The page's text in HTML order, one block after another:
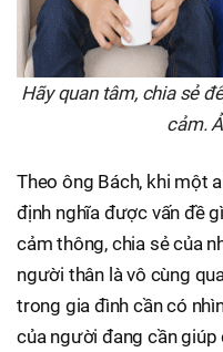
Hãy quan tâm, chia sẻ
cảm.
Theo ông Bách, khi một
định nghĩa được vấn đề
cảm thông, chia sẻ của
người thân là vô cùng
trong gia đình cần có
của người đang cần giúp